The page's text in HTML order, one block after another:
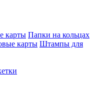
карты Папки на кольцах
карты Штампы для